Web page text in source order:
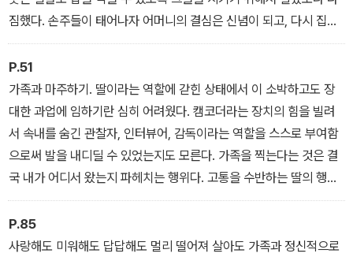
짐했다. 손주들이 태어나자 어머니의 결심은 신념이 되고, 다시 집념
이 되었다. 무언가에 씐 것처럼 소포를 보내고 북을 방문하는 어머니
에 아버지마저 혀를 내두를 정도였다.
P.51
가족과 마주하기. 딸이라는 역할에 갇힌 상태에서 이 소박하고도 장
대한 과업에 임하기란 심히 어려웠다. 캠코더라는 장치의 힘을 빌려
서 속내를 숨긴 관찰자, 인터뷰어, 감독이라는 역할을 스스로 부여함
으로써 발을 내디딜 수 있었는지도 모른다. 가족을 찍는다는 것은 결
국 내가 어디서 왔는지 파헤치는 행위다. 고통을 수반하는 딸의 행위
에 한 번도 그만두라는 말 없이 렌즈를 받아들이는 데 얼마큼의 각오
가 필요했을까.
P.85
사랑해도 미워해도 답답해도 멀리 떨어져 살아도 가족과 정신적으로